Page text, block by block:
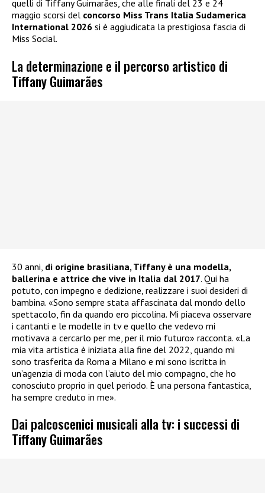
quelli di Tiffany Guimarães, che alle finali del 23 e 24
maggio scorsi del concorso Miss Trans Italia Sudamerica
International 2026 si è aggiudicata la prestigiosa fascia di
Miss Social.
La determinazione e il percorso artistico di
Tiffany Guimarães
30 anni, di origine brasiliana, Tiffany è una modella,
ballerina e attrice che vive in Italia dal 2017. Qui ha
potuto, con impegno e dedizione, realizzare i suoi desideri di
bambina. «Sono sempre stata affascinata dal mondo dello
spettacolo, fin da quando ero piccolina. Mi piaceva osservare
i cantanti e le modelle in tv e quello che vedevo mi
motivava a cercarlo per me, per il mio futuro» racconta. «La
mia vita artistica è iniziata alla fine del 2022, quando mi
sono trasferita da Roma a Milano e mi sono iscritta in
un’agenzia di moda con l’aiuto del mio compagno, che ho
conosciuto proprio in quel periodo. È una persona fantastica,
ha sempre creduto in me».
Dai palcoscenici musicali alla tv: i successi di
Tiffany Guimarães